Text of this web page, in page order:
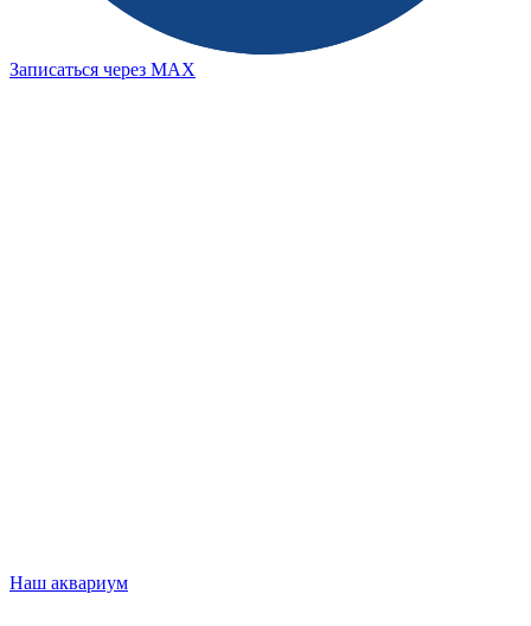
Записаться через MAX
Наш аквариум